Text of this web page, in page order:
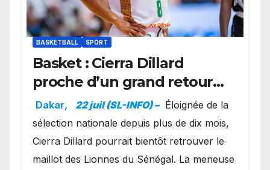
BASKETBALL SPORT
Basket : Cierra Dillard
proche d’un grand retour
avec les Lionnes ?
Dakar, 22 juil (SL-INFO) – Éloignée de la
sélection nationale depuis plus de dix mois,
Cierra Dillard pourrait bientôt retrouver le
maillot des Lionnes du Sénégal. La meneuse